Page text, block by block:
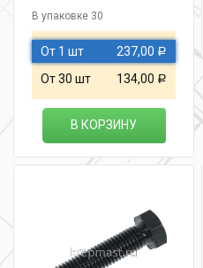
В упаковке 30
От 1 шт 237,00 Р
От 30 шт 134,00 Р
В КОРЗИНУ